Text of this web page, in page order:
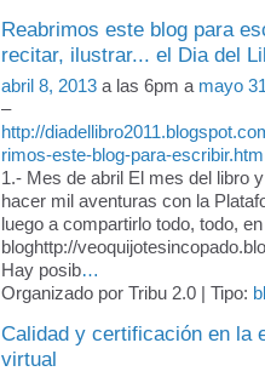
Reabrimos este blog para
recitar, ilustrar... el Dia del
abril 8, 2013 a las 6pm a mayo
–
http://
rimos-este-blog-para-
1.- Mes de abril El mes del libro
hacer mil aventuras con la
luego a compartirlo todo, todo,
bloghttp://
Hay posib…
Organizado por Tribu 2.0 | Tipo:
Calidad y certificación en la
virtual